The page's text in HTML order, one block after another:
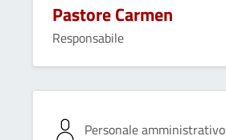
Pastore Carmen
Responsabile
Personale amministrativo